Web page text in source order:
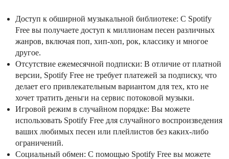
Доступ к обширной музыкальной библиотеке: С Spotify
Free вы получаете доступ к миллионам песен различных
жанров, включая поп, хип-хоп, рок, классику и многое
другое.
Отсутствие ежемесячной подписки: В отличие от платной
версии, Spotify Free не требует платежей за подписку, что
делает его привлекательным вариантом для тех, кто не
хочет тратить деньги на сервис потоковой музыки.
Игровой режим в случайном порядке: Вы можете
использовать Spotify Free для случайного воспроизведения
ваших любимых песен или плейлистов без каких-либо
ограничений.
Социальный обмен: С помощью Spotify Free вы можете